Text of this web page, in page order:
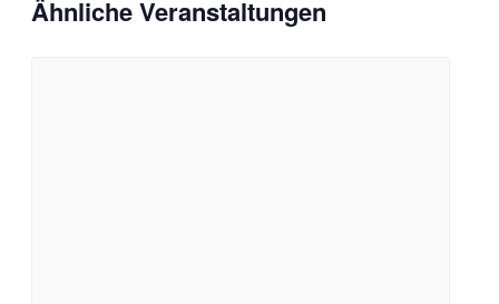
Ähnliche Veranstaltungen